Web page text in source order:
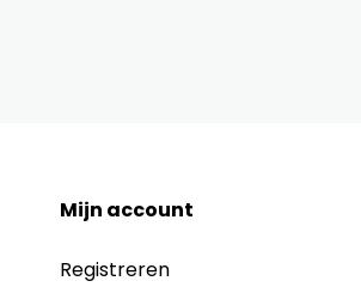
Mijn account
Registreren